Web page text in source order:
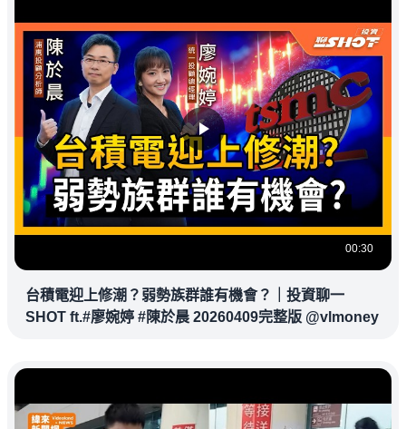
00:30
台積電迎上修潮？弱勢族群誰有機會？｜投資聊一
SHOT ft.#廖婉婷 #陳於晨 20260409完整版 @vlmoney